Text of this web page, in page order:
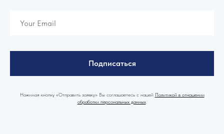
Подписаться
Нажимая кнопку «Отправить заявку» Вы соглашаетесь с нашей Политикой в отношении
обработки персональных данных.